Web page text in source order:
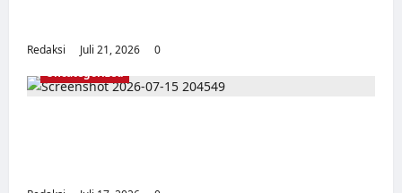
Redaksi Juli 21, 2026
0
Uncategorized